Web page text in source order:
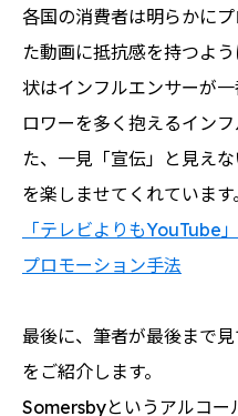
各国の消費者は明らかに
た動画に抵抗感を持つよ
状はインフルエンサーが
ロワーを多く抱えるイン
た、一見「宣伝」と見え
を楽しませてくれています。
「テレビよりもYouTube
プロモーション手法
最後に、筆者が最後まで見
をご紹介します。
Somersbyというアルコー